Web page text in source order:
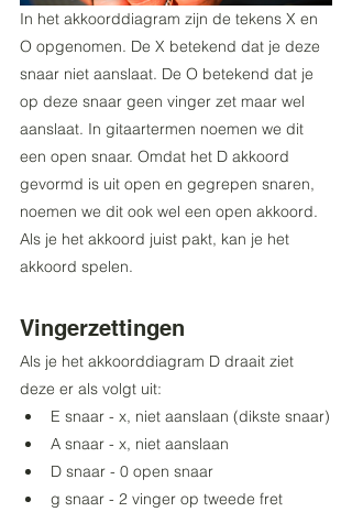
In het akkoorddiagram zijn de tekens X en
O opgenomen. De X betekend dat je deze
snaar niet aanslaat. De O betekend dat je
op deze snaar geen vinger zet maar wel
aanslaat. In gitaartermen noemen we dit
een open snaar. Omdat het D akkoord
gevormd is uit open en gegrepen snaren,
noemen we dit ook wel een open akkoord.
Als je het akkoord juist pakt, kan je het
akkoord spelen.
Vingerzettingen
Als je het akkoorddiagram D draait ziet
deze er als volgt uit:
E snaar - x, niet aanslaan (dikste snaar)
A snaar - x, niet aanslaan
D snaar - 0 open snaar
g snaar - 2 vinger op tweede fret